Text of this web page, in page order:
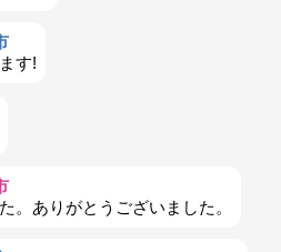
す!
。ありがとうございました。